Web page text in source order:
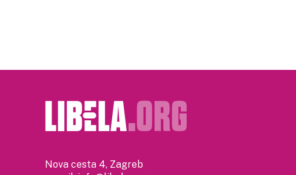
Nova cesta 4, Zagreb